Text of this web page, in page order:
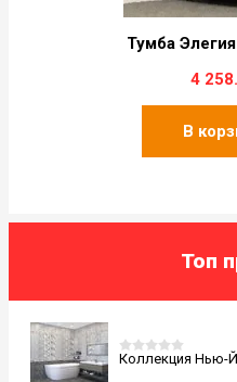
Тумба
4
В
Топ
Коллекция Нью-